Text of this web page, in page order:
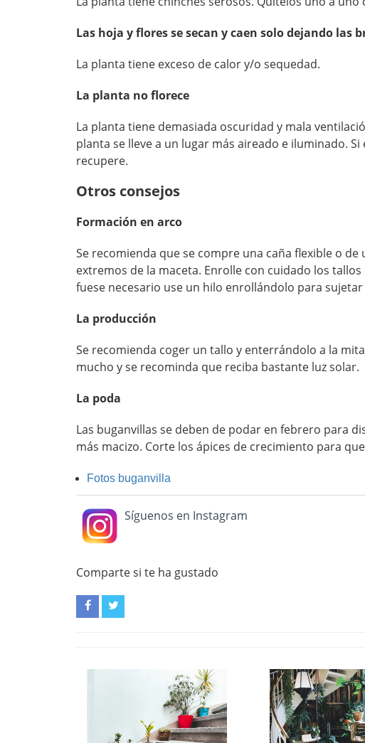
Las hoja y flores se secan y caen solo dejando las
La planta tiene exceso de calor y/o sequedad.
La planta no florece
La planta tiene demasiada oscuridad y mala
planta se lleve a un lugar más aireado e iluminado.
recupere.
Otros consejos
Formación en arco
Se recomienda que se compre una caña flexible o
extremos de la maceta. Enrolle con cuidado los
fuese necesario use un hilo enrollándolo para sujetar
La producción
Se recomienda coger un tallo y enterrándolo a la
mucho y se recominda que reciba bastante luz solar.
La poda
Las buganvillas se deben de podar en febrero para
más macizo. Corte los ápices de crecimiento para
Fotos buganvilla
Síguenos en Instagram
Comparte si te ha gustado